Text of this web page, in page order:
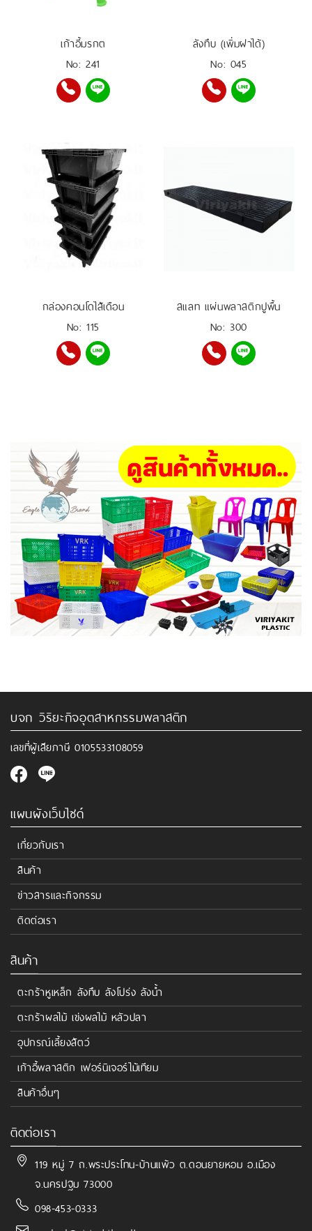
เก้าอี้มรกต
No: 241
ลังทึบ (เพิ่มฝาได้)
No: 045
กล่องคอนโดไส้เดือน
No: 115
สแลท แผ่นพลาสติกปูพื้น
No: 300
บจก วิริยะกิจอุตสาหกรรมพลาสติก
เลขที่ผู้เสียภาษี0105533108059
แผนผังเว็บไซด์
เกี่ยวกับเรา
สินค้า
ข่าวสารและกิจกรรม
ติดต่อเรา
สินค้า
ตะกร้าหูเหล็ก ลังทึบ ลังโปร่ง ลังน้ำ
ตะกร้าผลไม้ เข่งผลไม้ หลัวปลา
อุปกรณ์เลี้ยงสัตว์
เก้าอี้พลาสติก เฟอร์นิเจอร์ไม้เทียม
สินค้าอื่นๆ
ติดต่อเรา
119 หมู่ 7 ถ.พระประโทน-บ้านแพ้ว ต.ดอนยายหอม อ.เมือง
จ.นครปฐม 73000
098-453-0333